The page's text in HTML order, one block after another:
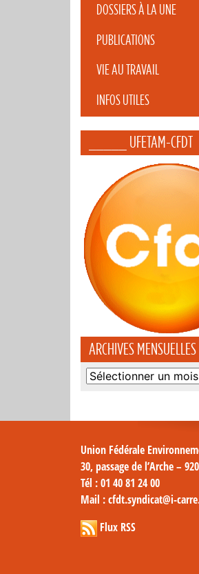
DOSSIERS À LA UNE
PUBLICATIONS
VIE AU TRAVAIL
INFOS UTILES
_____ UFETAM-CFDT
ARCHIVES MENSUELLES
Archives
Union Fédérale
30, passage de l’Arche –
Tél : 01 40 81 24 00
Mail : cfdt.syndicat@i-
Flux RSS